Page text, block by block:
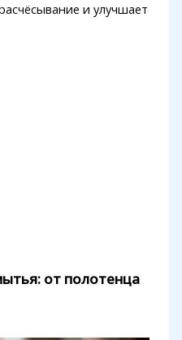
и улучшает
от полотенца